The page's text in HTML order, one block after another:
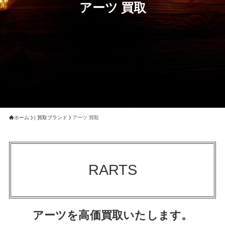
アーツ 買取
ホーム | 買取ブランド アーツ 買取
RARTS
アーツを高価買取いたします。